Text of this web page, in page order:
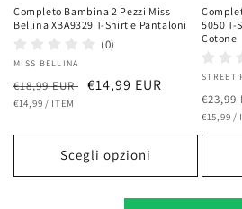
Completo Bambina 2 Pezzi Miss
Bellina XBA9329 T-Shirt e Pantaloni
(0)
Fornitore:
MISS BELLINA
Prezzo
di
€18,99 EUR Prezzo
€14,99 EUR
PREZZO
€14,99 / PER
ITEM
Scegli opzioni
5050
Cotone
STREET
di
€23,99
PREZZO
€15,99 /